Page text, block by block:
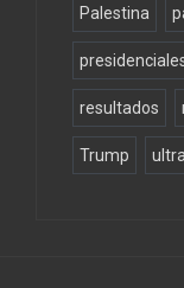
Palestina
resultados
Trump